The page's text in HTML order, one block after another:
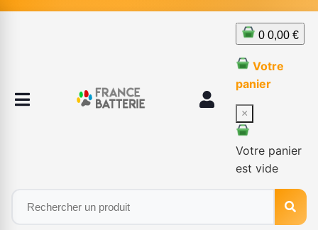
0 0,00 €
Votre
panier
×
Votre panier
est vide